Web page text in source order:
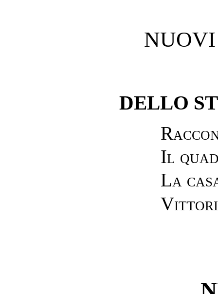
DELLO
Il
La